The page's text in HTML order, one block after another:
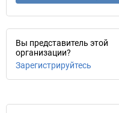
Вы представитель этой
организации?
Зарегистрируйтесь